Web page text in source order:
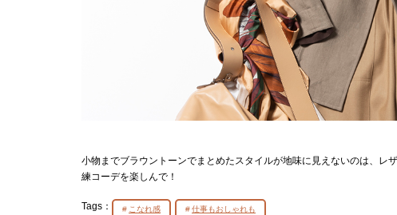
小物までブラウントーンでまとめたスタイルが地味に見えないのは、
練コーデを楽しんで！
Tags： こなれ感 仕事もおしゃれも